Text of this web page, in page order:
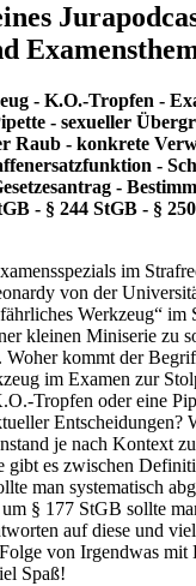
- K.O.-Tropfen -
- sexueller
Raub - konkrete
-
-
- § 244 StGB - §
im
von der
Werkzeug“ im
kleinen Miniserie zu
Woher kommt der
im Examen zur
Tropfen oder eine
Entscheidungen?
je nach Kontext
gibt es zwischen
man systematisch
um § 177 StGB sollte
auf diese und
von Irgendwas mit
Spaß!